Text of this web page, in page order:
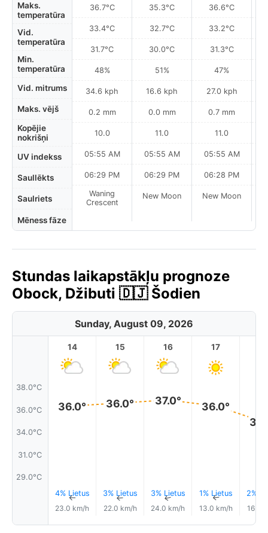
Maks.
temperatūra
Vid.
temperatūra
Min.
temperatūra
Vid. mitrums
Maks. vējš
Kopējie
nokrišņi
UV indekss
Saullēkts
Saulriets
Mēness fāze
36.7°C
33.4°C
31.7°C
48%
34.6 kph
0.2 mm
10.0
05:55 AM
06:29 PM
Waning
Crescent
35.3°C
32.7°C
30.0°C
51%
16.6 kph
0.0 mm
11.0
05:55 AM
06:29 PM
New Moon
36.6°C
33.2°C
31.3°C
47%
27.0 kph
0.7 mm
11.0
05:55 AM
06:28 PM
New Moon
Stundas laikapstākļu prognoze
Obock, Džibuti 🇩🇯 Šodien
Sunday, August 09, 2026
38.0°C
36.0°C
34.0°C
31.0°C
29.0°C
14
36.0°
4% Lietus
↑
23.0 km/h
15
36.0°
3% Lietus
↑
22.0 km/h
16
37.0°
3% Lietus
↑
24.0 km/h
17
36.0°
1% Lietus
↑
13.0 km/h
2%
16.0